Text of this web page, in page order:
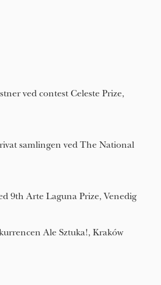
ved contest Celeste Prize,
samlingen ved The National
9th Arte Laguna Prize, Venedig
Ale Sztuka!, Kraków